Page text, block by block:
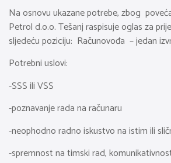
Na osnovu ukazane potrebe, zbog
Petrol d.o.o. Tešanj raspisuje oglas za
sljedeću poziciju: Računovođa – jedan
Potrebni uslovi:
-SSS ili VSS
-poznavanje rada na računaru
-neophodno radno iskustvo na istim ili
-spremnost na timski rad,